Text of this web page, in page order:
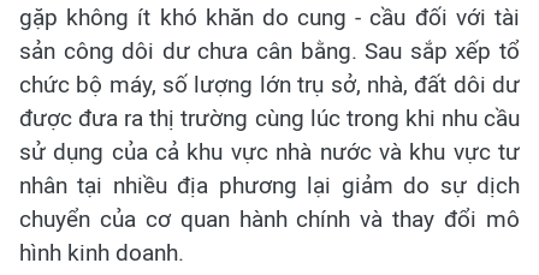
gặp không ít khó khăn do cung - cầu đối với tài
sản công dôi dư chưa cân bằng. Sau sắp xếp tổ
chức bộ máy, số lượng lớn trụ sở, nhà, đất dôi dư
được đưa ra thị trường cùng lúc trong khi nhu cầu
sử dụng của cả khu vực nhà nước và khu vực tư
nhân tại nhiều địa phương lại giảm do sự dịch
chuyển của cơ quan hành chính và thay đổi mô
hình kinh doanh.